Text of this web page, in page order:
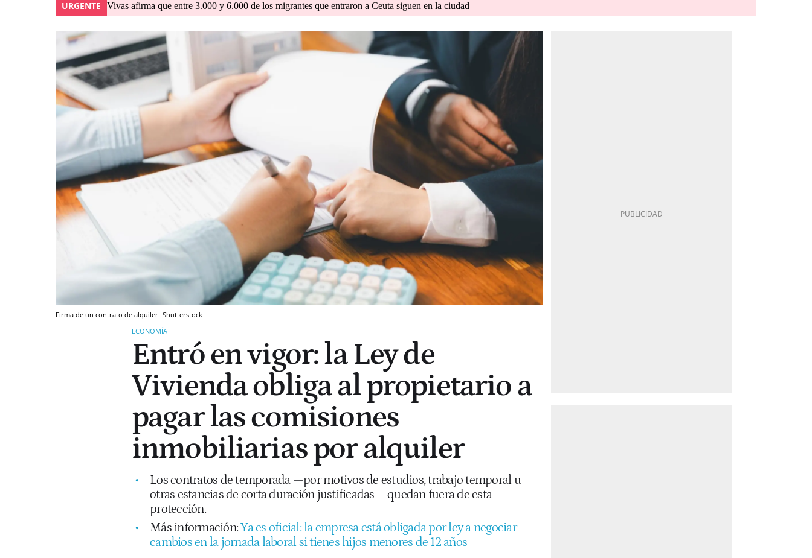
URGENTE Vivas afirma que entre 3.000 y 6.000 de los migrantes que entraron a Ceuta siguen en la ciudad
Firma de un contrato de alquiler Shutterstock
ECONOMÍA
Entró en vigor: la Ley de
Vivienda obliga al propietario a
pagar las comisiones
inmobiliarias por alquiler
Los contratos de temporada —por motivos de estudios, trabajo temporal u
otras estancias de corta duración justificadas— quedan fuera de esta
protección.
Más información:Ya es oficial: la empresa está obligada por ley a negociar
cambios en la jornada laboral si tienes hijos menores de 12 años